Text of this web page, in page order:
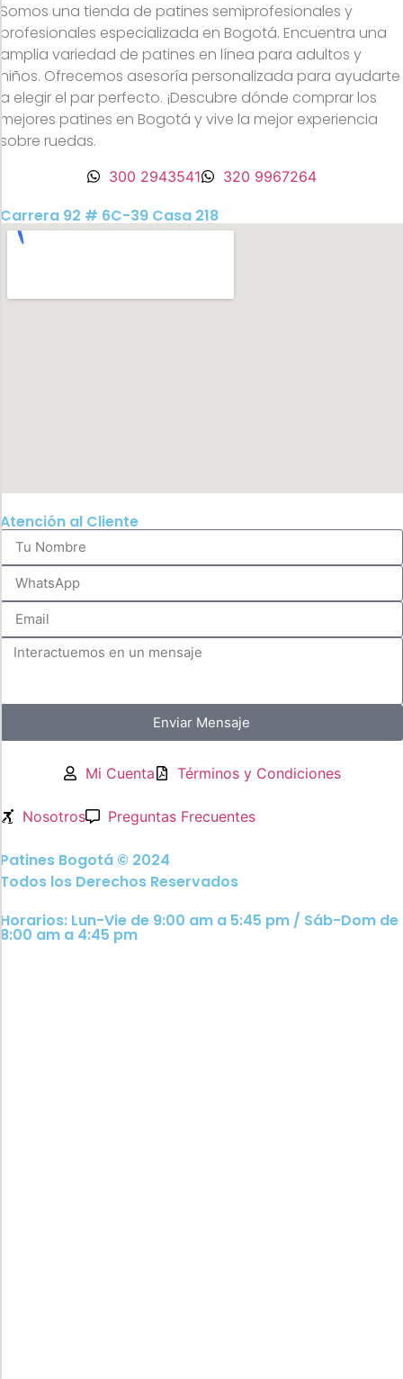
Somos una tienda de patines semiprofesionales y
profesionales especializada en Bogotá. Encuentra una
amplia variedad de patines en línea para adultos y
niños. Ofrecemos asesoría personalizada para ayudarte
a elegir el par perfecto. ¡Descubre dónde comprar los
mejores patines en Bogotá y vive la mejor experiencia
sobre ruedas.
300 2943541 320 9967264
Carrera 92 # 6C-39 Casa 218
Atención al Cliente
Enviar Mensaje
Mi Cuenta Términos y Condiciones
Nosotros Preguntas Frecuentes
Patines Bogotá © 2024
Todos los Derechos Reservados
Horarios: Lun-Vie de 9:00 am a 5:45 pm / Sáb-Dom de
8:00 am a 4:45 pm